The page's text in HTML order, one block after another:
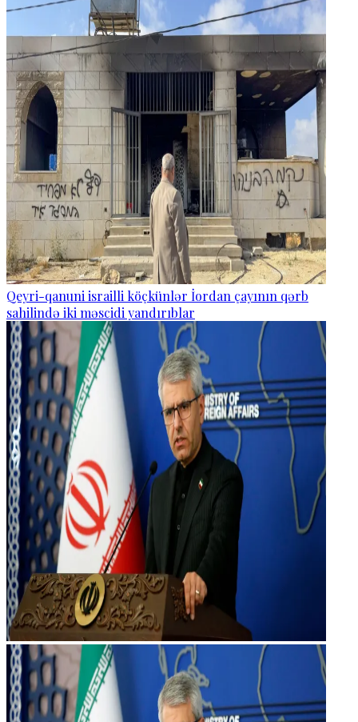
Qeyri-qanuni israilli köçkünlər İordan çayının qərb
sahilində iki məscidi yandırıblar